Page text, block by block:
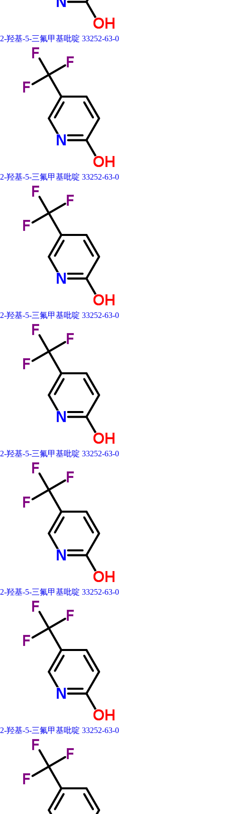
2-羟基-5-三氟甲基吡啶 33252-63-0
2-羟基-5-三氟甲基吡啶 33252-63-0
2-羟基-5-三氟甲基吡啶 33252-63-0
2-羟基-5-三氟甲基吡啶 33252-63-0
2-羟基-5-三氟甲基吡啶 33252-63-0
2-羟基-5-三氟甲基吡啶 33252-63-0